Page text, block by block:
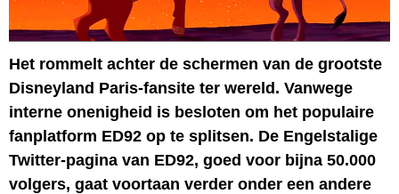
Het rommelt achter de schermen van de grootste
Disneyland Paris-fansite ter wereld. Vanwege
interne onenigheid is besloten om het populaire
fanplatform ED92 op te splitsen. De Engelstalige
Twitter-pagina van ED92, goed voor bijna 50.000
volgers, gaat voortaan verder onder een andere